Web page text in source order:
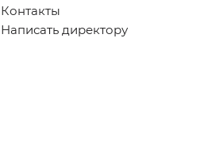
Контакты
Написать директору